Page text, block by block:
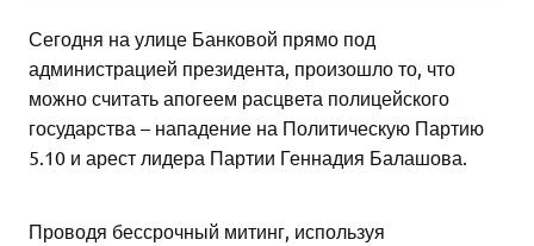
Сегодня на улице Банковой прямо под
администрацией президента, произошло то, что
можно считать апогеем расцвета полицейского
государства – нападение на Политическую Партию
5.10 и арест лидера Партии Геннадия Балашова.
Проводя бессрочный митинг, используя